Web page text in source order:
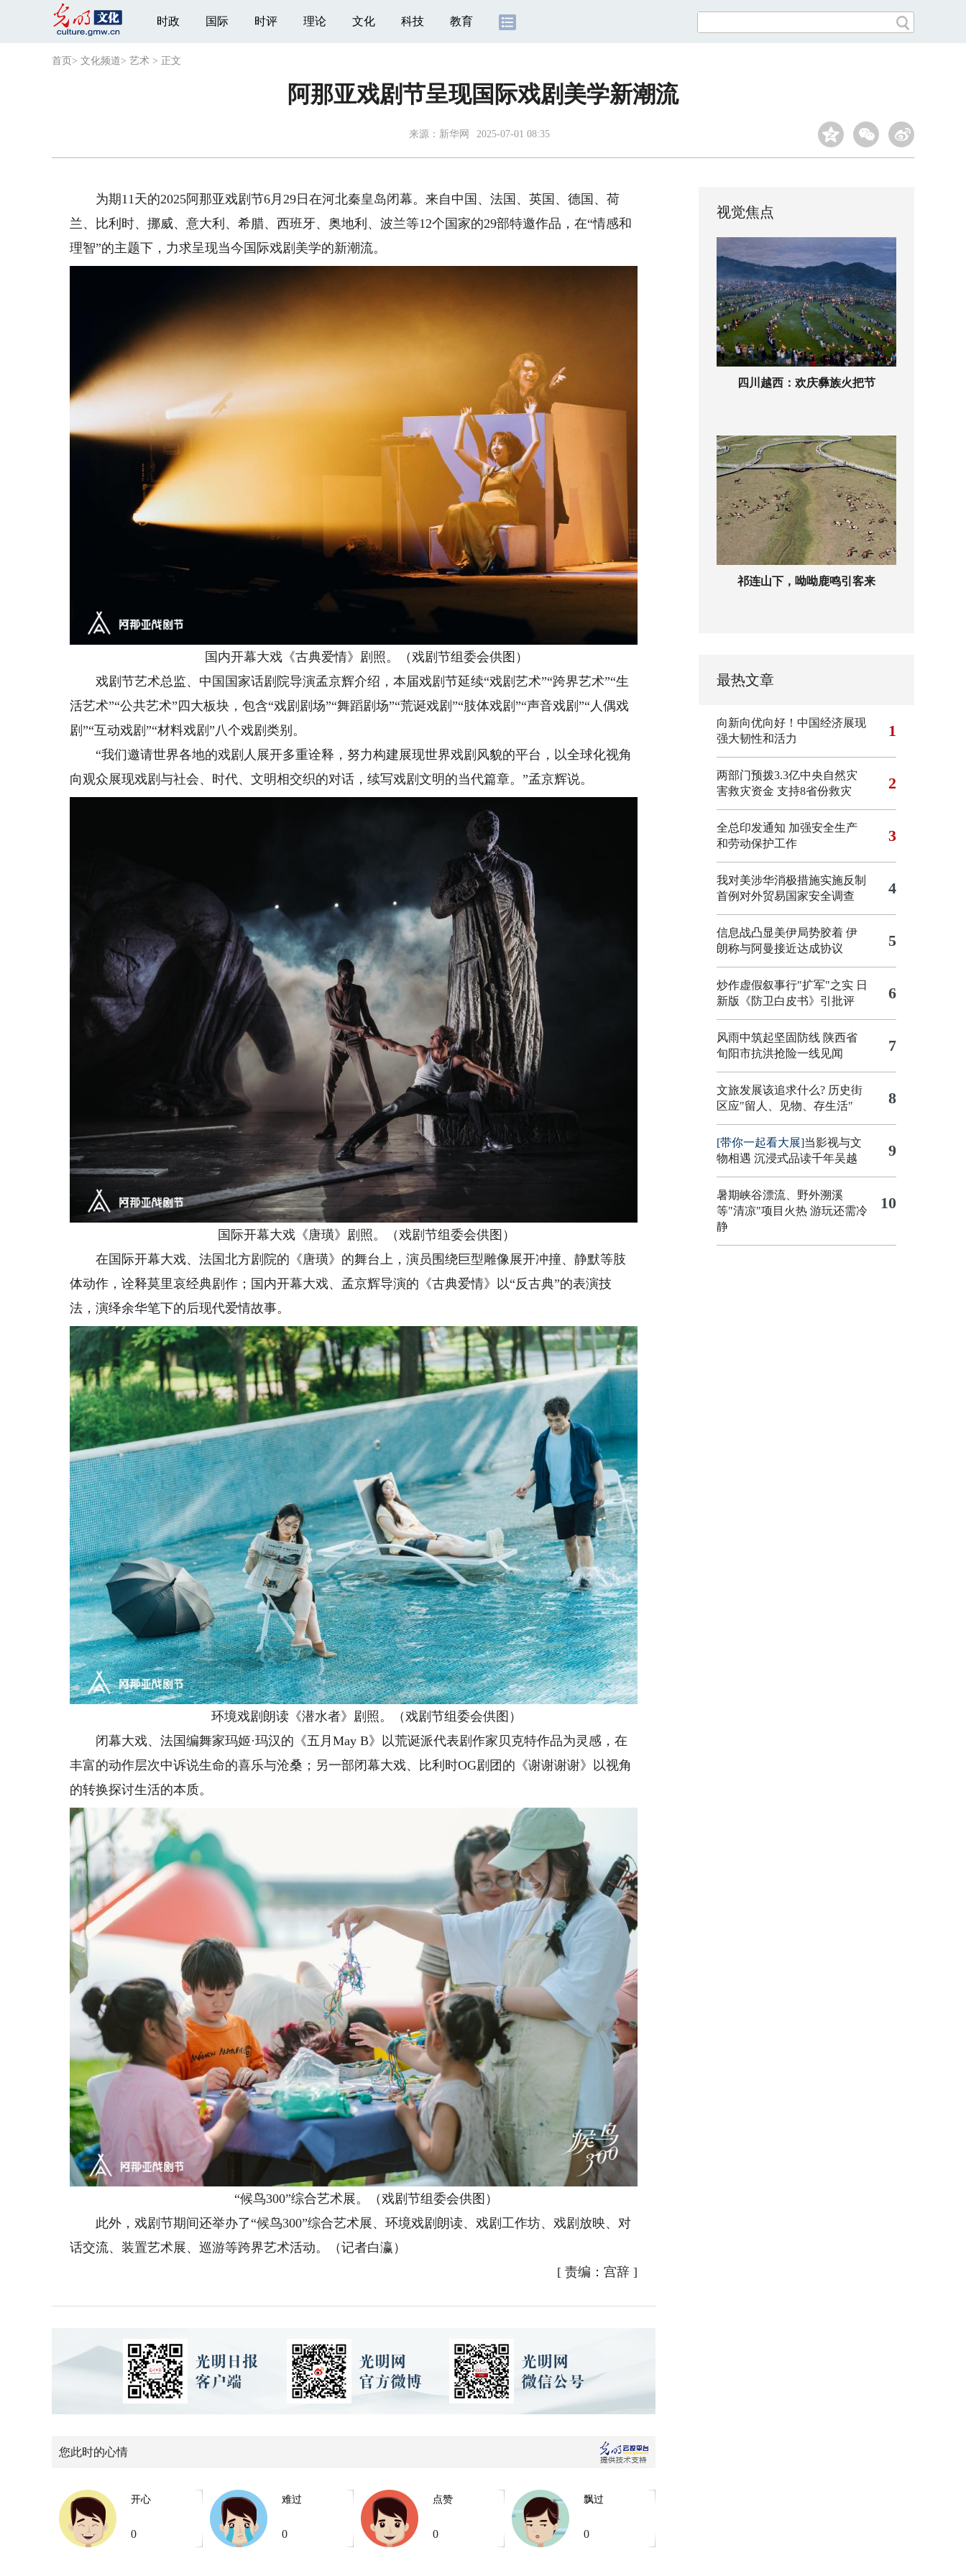
时政 国际 时评 理论 文化 科技 教育
首页 > 文化频道> 艺术 > 正文
阿那亚戏剧节呈现国际戏剧美学新潮流
来源： 新华网 2025-07-01 08:35
为期11天的2025阿那亚戏剧节6月29日在河北秦皇岛闭幕。来自中国、法国、英国、德国、荷
兰、比利时、挪威、意大利、希腊、西班牙、奥地利、波兰等12个国家的29部特邀作品，在“情感和
理智”的主题下，力求呈现当今国际戏剧美学的新潮流。
国内开幕大戏《古典爱情》剧照。（戏剧节组委会供图）
戏剧节艺术总监、中国国家话剧院导演孟京辉介绍，本届戏剧节延续“戏剧艺术”“跨界艺术”“生
活艺术”“公共艺术”四大板块，包含“戏剧剧场”“舞蹈剧场”“荒诞戏剧”“肢体戏剧”“声音戏剧”“人偶戏
剧”“互动戏剧”“材料戏剧”八个戏剧类别。
“我们邀请世界各地的戏剧人展开多重诠释，努力构建展现世界戏剧风貌的平台，以全球化视角
向观众展现戏剧与社会、时代、文明相交织的对话，续写戏剧文明的当代篇章。”孟京辉说。
国际开幕大戏《唐璜》剧照。（戏剧节组委会供图）
在国际开幕大戏、法国北方剧院的《唐璜》的舞台上，演员围绕巨型雕像展开冲撞、静默等肢
体动作，诠释莫里哀经典剧作；国内开幕大戏、孟京辉导演的《古典爱情》以“反古典”的表演技
法，演绎余华笔下的后现代爱情故事。
环境戏剧朗读《潜水者》剧照。（戏剧节组委会供图）
闭幕大戏、法国编舞家玛姬·玛汉的《五月May B》以荒诞派代表剧作家贝克特作品为灵感，在
丰富的动作层次中诉说生命的喜乐与沧桑；另一部闭幕大戏、比利时OG剧团的《谢谢谢谢》以视角
的转换探讨生活的本质。
“候鸟300”综合艺术展。（戏剧节组委会供图）
此外，戏剧节期间还举办了“候鸟300”综合艺术展、环境戏剧朗读、戏剧工作坊、戏剧放映、对
话交流、装置艺术展、巡游等跨界艺术活动。（记者白瀛）
[ 责编：宫辞]
您此时的心情
开心
0
难过
0
点赞
0
飘过
0
视觉焦点
四川越西：欢庆彝族火把节
祁连山下，呦呦鹿鸣引客来
最热文章
向新向优向好！中国经济展现
强大韧性和活力
1
两部门预拨3.3亿中央自然灾
害救灾资金 支持8省份救灾
2
全总印发通知 加强安全生产
和劳动保护工作
3
我对美涉华消极措施实施反制
首例对外贸易国家安全调查
4
信息战凸显美伊局势胶着 伊
朗称与阿曼接近达成协议
5
炒作虚假叙事行"扩军"之实 日
新版《防卫白皮书》引批评
6
风雨中筑起坚固防线 陕西省
旬阳市抗洪抢险一线见闻
7
文旅发展该追求什么? 历史街
区应"留人、见物、存生活"
8
[带你一起看大展]当影视与文
物相遇 沉浸式品读千年吴越
9
暑期峡谷漂流、野外溯溪
等"清凉"项目火热 游玩还需冷
静
10